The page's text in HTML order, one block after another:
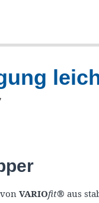
VARIOfit® aus